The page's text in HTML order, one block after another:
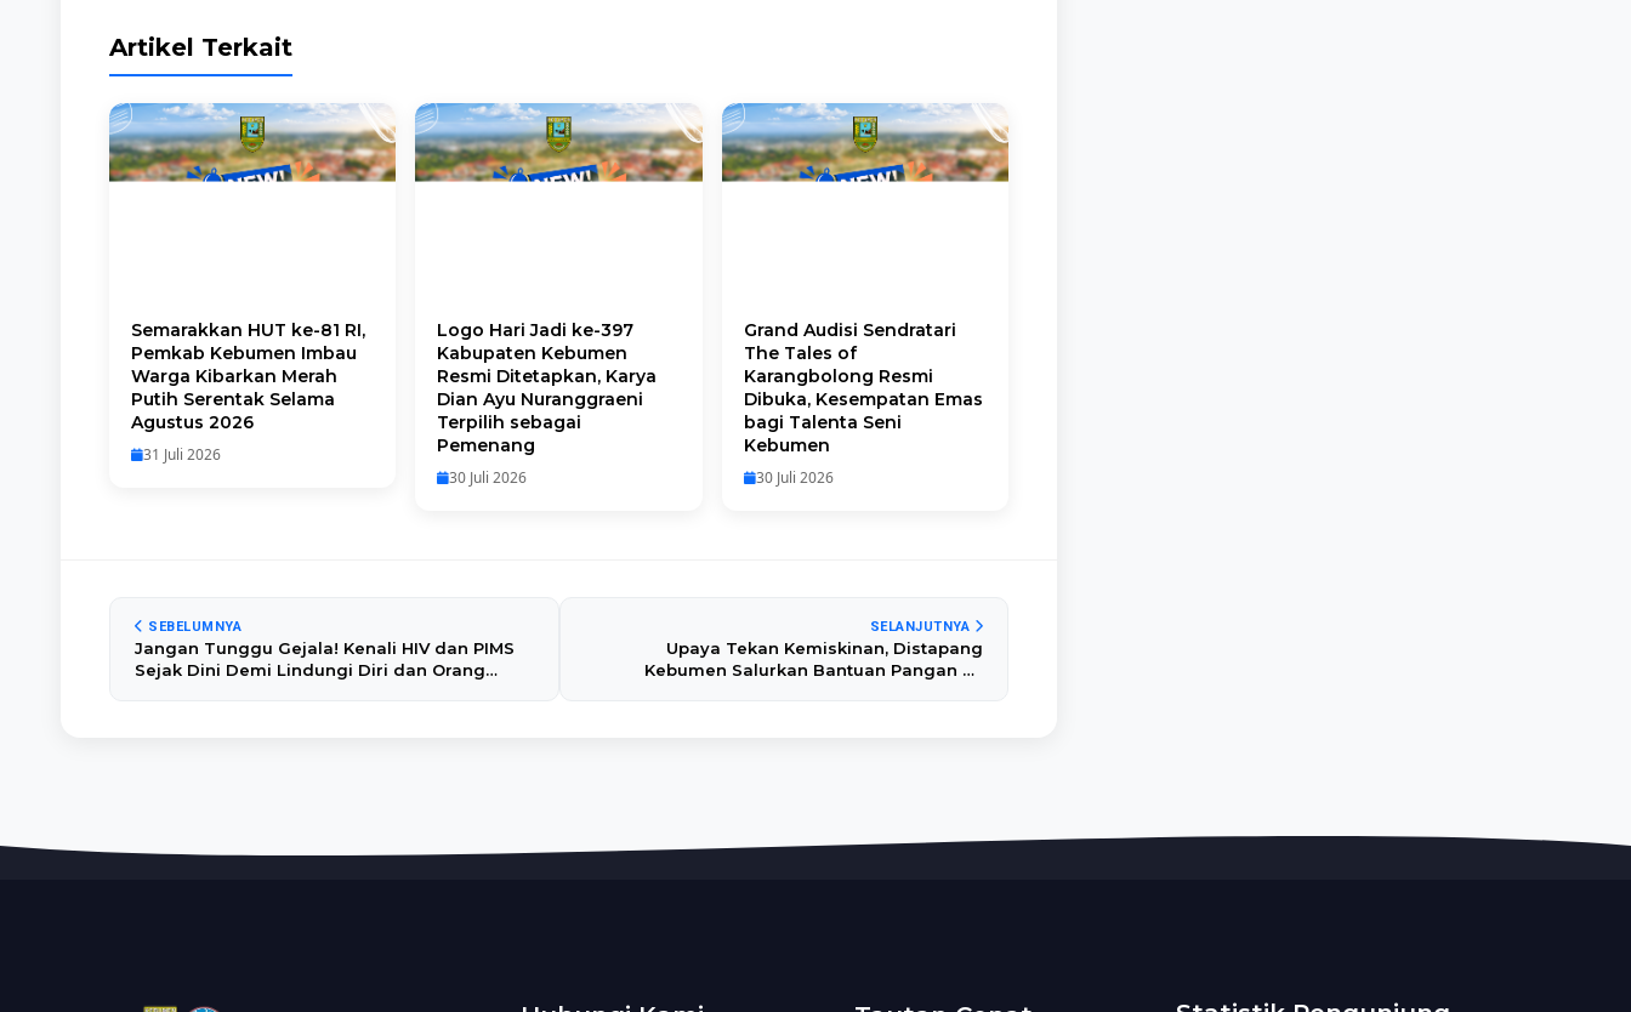
Artikel Terkait
Semarakkan HUT ke-81 RI,
Pemkab Kebumen Imbau
Warga Kibarkan Merah
Putih Serentak Selama
Agustus 2026
31 Juli 2026
Logo Hari Jadi ke-397
Kabupaten Kebumen
Resmi Ditetapkan, Karya
Dian Ayu Nuranggraeni
Terpilih sebagai
Pemenang
30 Juli 2026
Grand Audisi Sendratari
The Tales of
Karangbolong Resmi
Dibuka, Kesempatan Emas
bagi Talenta Seni
Kebumen
30 Juli 2026
SEBELUMNYA
Jangan Tunggu Gejala! Kenali HIV dan PIMS
Sejak Dini Demi Lindungi Diri dan Orang
SELANJUTNYA
Upaya Tekan Kemiskinan, Distapang
Kebumen Salurkan Bantuan Pangan ke